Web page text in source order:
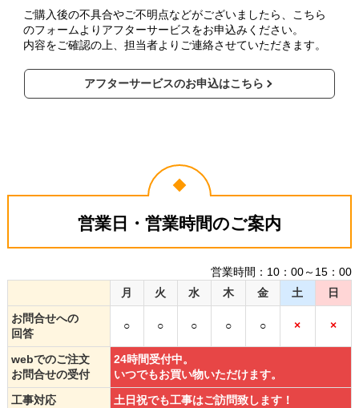
ご購入後の不具合やご不明点などがございましたら、こちら
のフォームよりアフターサービスをお申込みください。
内容をご確認の上、担当者よりご連絡させていただきます。
アフターサービスのお申込はこちら
営業日・営業時間のご案内
営業時間：10：00～15：00
月
火 水 木 金 土
日
お問合せへの
回答
○ ○ ○ ○ ○ × ×
webでのご注文
お問合せの受付
24時間受付中。
いつでもお買い物いただけます。
工事対応
土日祝でも工事はご訪問致します！